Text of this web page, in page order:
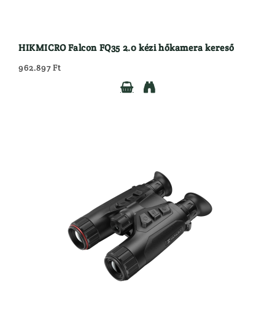
HIKMICRO Falcon FQ35 2.0 kézi hőkamera kereső
962.897 Ft

